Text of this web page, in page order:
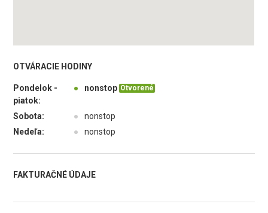
OTVÁRACIE HODINY
Pondelok -
piatok:
● nonstop Otvorené
Sobota: ●
nonstop
Nedeľa:
● nonstop
FAKTURAČNÉ ÚDAJE